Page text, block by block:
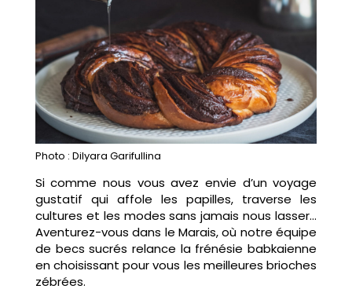
Photo : Dilyara Garifullina
Si comme nous vous avez envie d’un voyage
gustatif qui affole les papilles, traverse les
cultures et les modes sans jamais nous lasser…
Aventurez-vous dans le Marais, où notre équipe
de becs sucrés relance la frénésie babkaienne
en choisissant pour vous les meilleures brioches
zébrées.